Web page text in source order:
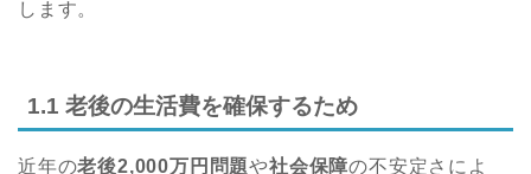
します。
1.1 老後の生活費を確保するため
近年の老後2,000万円問題や社会保障の不安定さによ